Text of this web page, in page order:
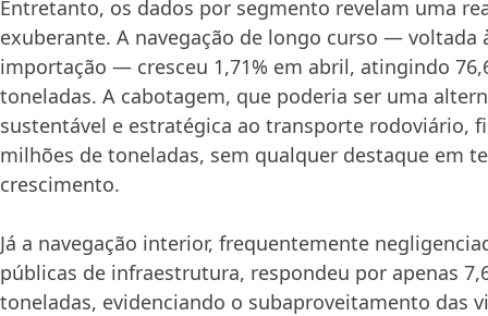
Entretanto, os dados por segmento revelam uma
exuberante. A navegação de longo curso — voltada
importação — cresceu 1,71% em abril, atingindo
toneladas. A cabotagem, que poderia ser uma
sustentável e estratégica ao transporte rodoviário,
milhões de toneladas, sem qualquer destaque em
crescimento.
Já a navegação interior, frequentemente
públicas de infraestrutura, respondeu por apenas
toneladas, evidenciando o subaproveitamento das